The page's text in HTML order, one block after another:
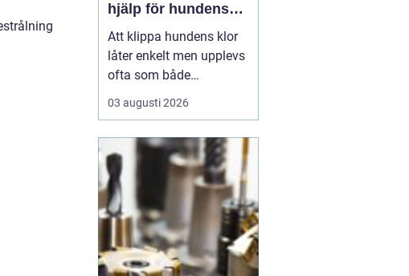
hjälp för hundens
tassar
Att klippa hundens klor
låter enkelt men upplevs
ofta som både
stressande och svårt.
Många hundägare i
uppgiften, av rädsla för
att klippa i pulpan eller
göra hunden illa.
Samtidigt påverkar för
långa klor hundens
kropp, rörels...
03 augusti 2026